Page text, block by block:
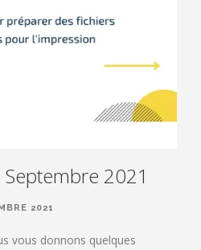
2021
2021
vous donnons quelques